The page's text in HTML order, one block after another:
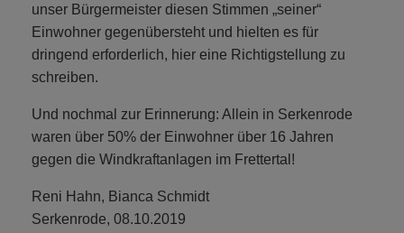
unser Bürgermeister diesen Stimmen „seiner“
Einwohner gegenübersteht und hielten es für
dringend erforderlich, hier eine Richtigstellung zu
schreiben.
Und nochmal zur Erinnerung: Allein in Serkenrode
waren über 50% der Einwohner über 16 Jahren
gegen die Windkraftanlagen im Frettertal!
Reni Hahn, Bianca Schmidt
Serkenrode, 08.10.2019